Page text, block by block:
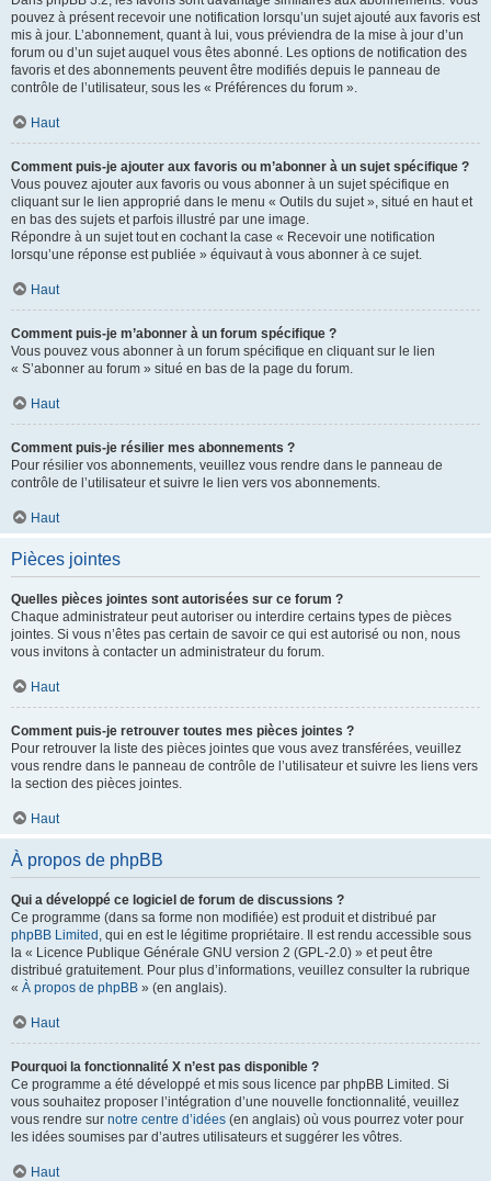
pouvez à présent recevoir une notification lorsqu’un sujet ajouté aux favoris est
mis à jour. L’abonnement, quant à lui, vous préviendra de la mise à jour d’un
forum ou d’un sujet auquel vous êtes abonné. Les options de notification des
favoris et des abonnements peuvent être modifiés depuis le panneau de
contrôle de l’utilisateur, sous les « Préférences du forum ».
Haut
Comment puis-je ajouter aux favoris ou m’abonner à un sujet spécifique ?
Vous pouvez ajouter aux favoris ou vous abonner à un sujet spécifique en
cliquant sur le lien approprié dans le menu « Outils du sujet », situé en haut et
en bas des sujets et parfois illustré par une image.
Répondre à un sujet tout en cochant la case « Recevoir une notification
lorsqu’une réponse est publiée » équivaut à vous abonner à ce sujet.
Haut
Comment puis-je m’abonner à un forum spécifique ?
Vous pouvez vous abonner à un forum spécifique en cliquant sur le lien
« S’abonner au forum » situé en bas de la page du forum.
Haut
Comment puis-je résilier mes abonnements ?
Pour résilier vos abonnements, veuillez vous rendre dans le panneau de
contrôle de l’utilisateur et suivre le lien vers vos abonnements.
Haut
Pièces jointes
Quelles pièces jointes sont autorisées sur ce forum ?
Chaque administrateur peut autoriser ou interdire certains types de pièces
jointes. Si vous n’êtes pas certain de savoir ce qui est autorisé ou non, nous
vous invitons à contacter un administrateur du forum.
Haut
Comment puis-je retrouver toutes mes pièces jointes ?
Pour retrouver la liste des pièces jointes que vous avez transférées, veuillez
vous rendre dans le panneau de contrôle de l’utilisateur et suivre les liens vers
la section des pièces jointes.
Haut
À propos de phpBB
Qui a développé ce logiciel de forum de discussions ?
Ce programme (dans sa forme non modifiée) est produit et distribué par
phpBB Limited , qui en est le légitime propriétaire. Il est rendu accessible sous
la « Licence Publique Générale GNU version 2 (GPL-2.0) » et peut être
distribué gratuitement. Pour plus d’informations, veuillez consulter la rubrique
« À propos de phpBB » (en anglais).
Haut
Pourquoi la fonctionnalité X n’est pas disponible ?
Ce programme a été développé et mis sous licence par phpBB Limited. Si
vous souhaitez proposer l’intégration d’une nouvelle fonctionnalité, veuillez
vous rendre sur notre centre d’idées (en anglais) où vous pourrez voter pour
les idées soumises par d’autres utilisateurs et suggérer les vôtres.
Haut